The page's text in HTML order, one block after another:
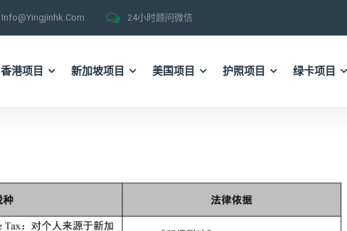
Info@yingjinhk.com 24小时顾问微信
香港项目 新加坡项目 美国项目 护照项目 绿卡项目